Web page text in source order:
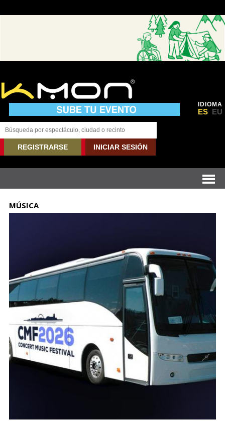
IDIOMA
ES EU
REGISTRARSE INICIAR SESIÓN
MÚSICA